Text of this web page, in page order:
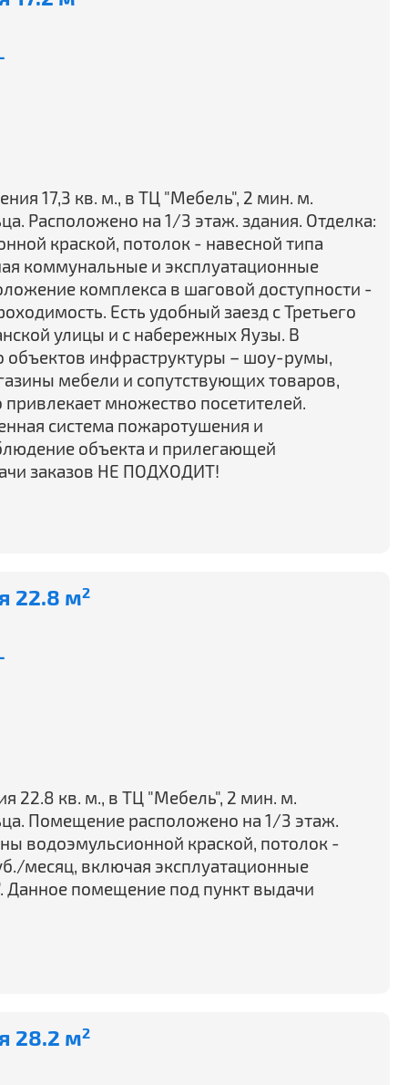
17,3 кв. м., в ТЦ "Мебель", 2 мин. м.
Расположено на 1/3 этаж. здания. Отделка:
краской, потолок - навесной типа
коммунальные и эксплуатационные
комплекса в шаговой доступности -
Есть удобный заезд с Третьего
улицы и с набережных Яузы. В
объектов инфраструктуры – шоу-румы,
мебели и сопутствующих товаров,
множество посетителей.
система пожаротушения и
объекта и прилегающей
заказов НЕ ПОДХОДИТ!
22.8 м2
22.8 кв. м., в ТЦ "Мебель", 2 мин. м.
Помещение расположено на 1/3 этаж.
водоэмульсионной краской, потолок -
месяц, включая эксплуатационные
помещение под пункт выдачи
28.2 м2